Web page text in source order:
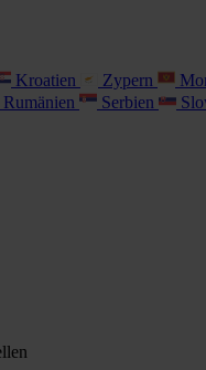
Kroatien Zypern
Rumänien Serbien